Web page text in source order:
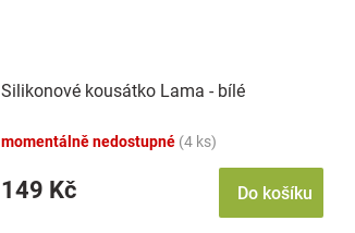
Silikonové kousátko Lama - bílé
momentálně nedostupné (4 ks)
149 Kč Do košíku